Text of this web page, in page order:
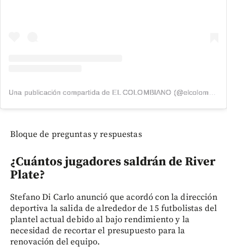
Bloque de preguntas y respuestas
¿Cuántos jugadores saldrán de River
Plate?
Stefano Di Carlo anunció que acordó con la dirección
deportiva la salida de alrededor de 15 futbolistas del
plantel actual debido al bajo rendimiento y la
necesidad de recortar el presupuesto para la
renovación del equipo.